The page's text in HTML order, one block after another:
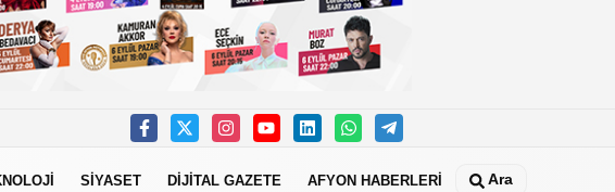
SİYASET DİJİTAL GAZETE AFYON HABERLERİ Ara